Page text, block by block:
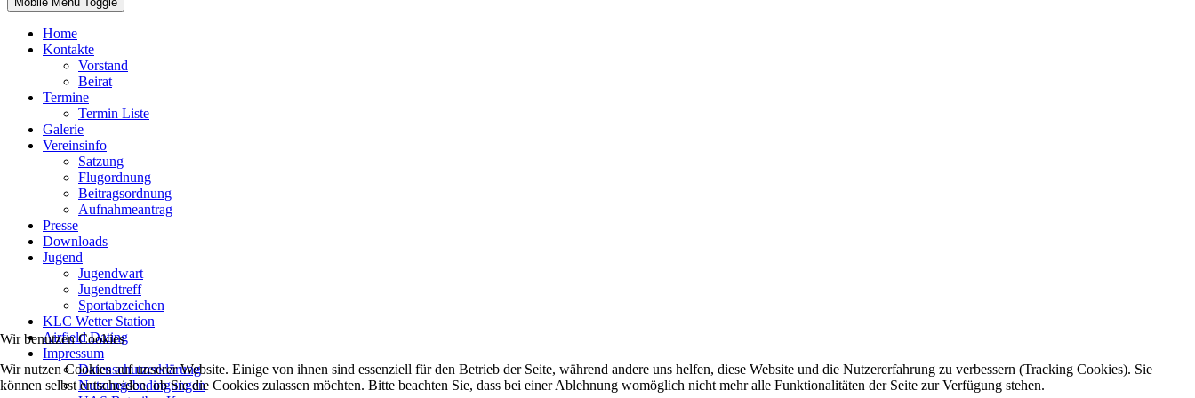
Home
Kontakte
Vorstand
Beirat
Termine
Termin Liste
Galerie
Vereinsinfo
Satzung
Flugordnung
Beitragsordnung
Aufnahmeantrag
Presse
Downloads
Jugend
Jugendwart
Jugendtreff
Sportabzeichen
KLC Wetter Station
Airfield Dating
Impressum
Datenschutzerklärung
Nutzungsbedingungen
Wir benutzen Cookies
Wir nutzen Cookies auf unserer Website. Einige von ihnen sind essenziell für den Betrieb der Seite, während andere uns helfen, diese Website und die Nutzererfahrung zu verbessern (Tracking Cookies). Sie
können selbst entscheiden, ob Sie die Cookies zulassen möchten. Bitte beachten Sie, dass bei einer Ablehnung womöglich nicht mehr alle Funktionalitäten der Seite zur Verfügung stehen.